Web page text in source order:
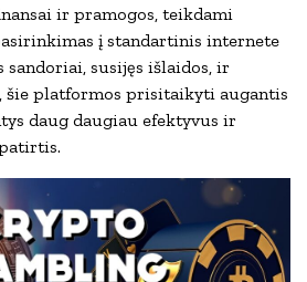
ir pramogos, teikdami
į standartinis internete
sandoriai, susijęs išlaidos, ir
šie platformos prisitaikyti augantis
daug daugiau efektyvus ir